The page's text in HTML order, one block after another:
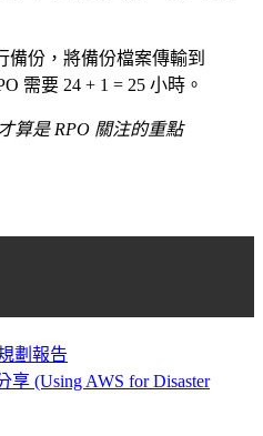
備份，將備份檔案傳輸到
需要 24 + 1 = 25 小時。
算是 RPO 關注的重點
劃報告
(Using AWS for Disaster